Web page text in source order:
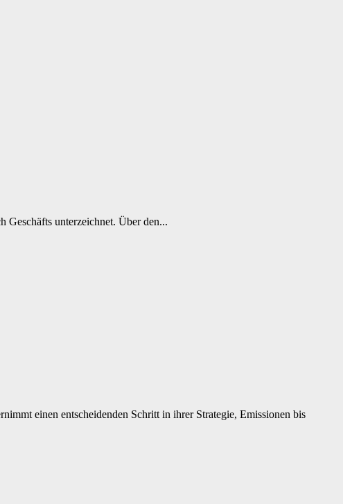
Geschäfts unterzeichnet. Über den...
einen entscheidenden Schritt in ihrer Strategie, Emissionen bis